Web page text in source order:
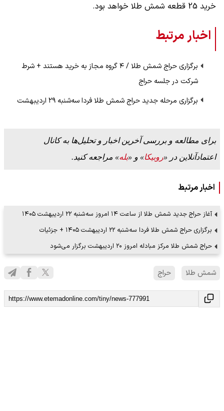
خرید 25 قطعه شمش طلا خواهد بود.
اخبار مرتبط
برگزاری حراج شمش طلا / ۴ گروه مجاز به خرید هستند + شرط
شرکت در جلسه حراج
برگزاری مرحله جدید حراج شمش طلا فردا سه‌شنبه ۲۹ اردیبهشت
برای مطالعه و بررسی آخرین اخبار و تحلیل‌ها به کانال
اعتمادآنلاین در «روبیکا» و «بله» مراجعه کنید.
اخبار مرتبط
آغاز حراج جدید شمش طلا از ساعت ۱۴ امروز سه‌شنبه ۲۲ اردیبهشت ۱۴۰۵
برگزاری حراج شمش طلا فردا سه‌شنبه ۲۲ اردیبهشت ۱۴۰۵ + جزئیات
حراج شمش طلا مرکز مبادله امروز ۲۰ اردیبهشت برگزار می‌شود
شمش طلا حراج